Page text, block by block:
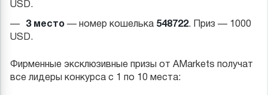
USD.
3 место — номер кошелька 548722. Приз — 1000
USD.
Фирменные эксклюзивные призы от AMarkets получат
все лидеры конкурса с 1 по 10 места: